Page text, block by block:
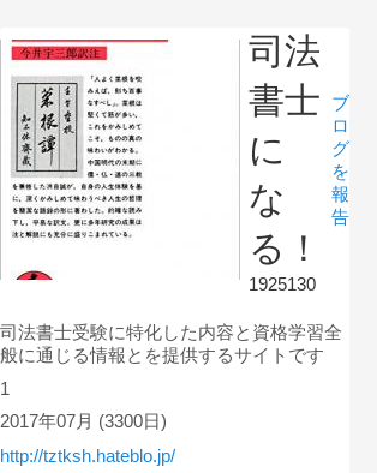
司法
書士
に
な
る！
1925130
ブ
ロ
グ
を
報
告
司法書士受験に特化した内容と資格学習全
般に通じる情報とを提供するサイトです
1
2017年07月 (3300日)
http://tztksh.hateblo.jp/